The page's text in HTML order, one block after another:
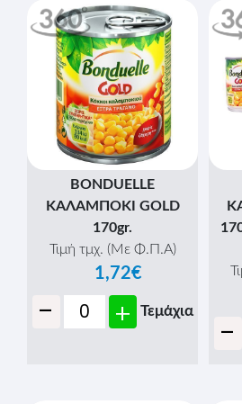
BONDUELLE
ΚΑΛΑΜΠΟΚΙ GOLD
170gr.
Τιμή τμχ. (Με Φ.Π.Α)
1,72€
- + Τεμάχια
-